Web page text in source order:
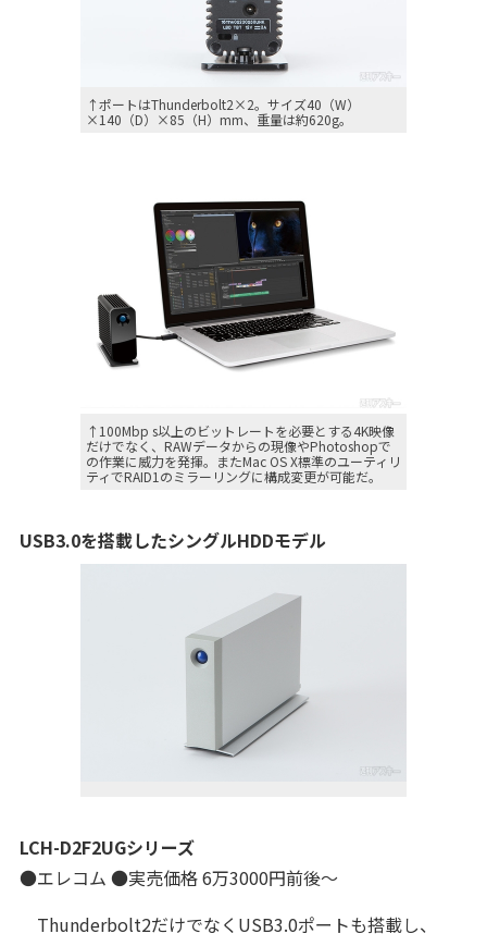
↑ポートはThunderbolt2×2。サイズ40（W）
×140（D）×85（H）mm、重量は約620g。
↑100Mbp s以上のビットレートを必要とする4K映像
だけでなく、RAWデータからの現像やPhotoshopで
の作業に威力を発揮。またMac OS X標準のユーティリ
ティでRAID1のミラーリングに構成変更が可能だ。
USB3.0を搭載したシングルHDDモデル
LCH-D2F2UGシリーズ
●エレコム ●実売価格 6万3000円前後～
Thunderbolt2だけでなくUSB3.0ポートも搭載し、